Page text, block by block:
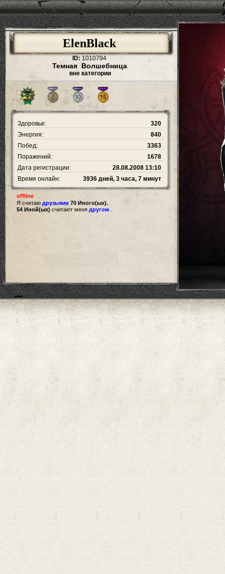
ElenBlack
ID: 1010794
Темная Волшебница
вне категории
Здоровье:
320
Энергия:
840
Побед:
3363
Поражений:
1678
Дата регистрации:
28.08.2008 13:10
Время онлайн:
3936 дней, 3 часа, 7 минут
offline
Я считаю друзьями 70 Иного(ых).
54 Иной(ых) считают меня другом